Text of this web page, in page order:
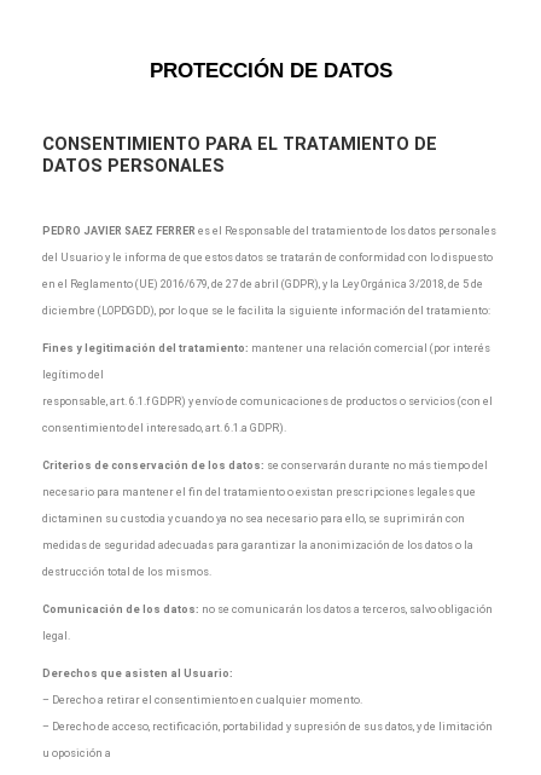
PROTECCIÓN DE DATOS
CONSENTIMIENTO PARA EL TRATAMIENTO DE
DATOS PERSONALES
PEDRO JAVIER SAEZ FERRER es el Responsable del tratamiento de los datos personales
del Usuario y le informa de que estos datos se tratarán de conformidad con lo dispuesto
en el Reglamento (UE) 2016/679, de 27 de abril (GDPR), y la Ley Orgánica 3/2018, de 5 de
diciembre (LOPDGDD), por lo que se le facilita la siguiente información del tratamiento:
Fines y legitimación del tratamiento: mantener una relación comercial (por interés
legítimo del
responsable, art. 6.1.f GDPR) y envío de comunicaciones de productos o servicios (con el
consentimiento del interesado, art. 6.1.a GDPR).
Criterios de conservación de los datos: se conservarán durante no más tiempo del
necesario para mantener el fin del tratamiento o existan prescripciones legales que
dictaminen su custodia y cuando ya no sea necesario para ello, se suprimirán con
medidas de seguridad adecuadas para garantizar la anonimización de los datos o la
destrucción total de los mismos.
Comunicación de los datos: no se comunicarán los datos a terceros, salvo obligación
legal.
Derechos que asisten al Usuario:
– Derecho a retirar el consentimiento en cualquier momento.
– Derecho de acceso, rectificación, portabilidad y supresión de sus datos, y de limitación
u oposición a